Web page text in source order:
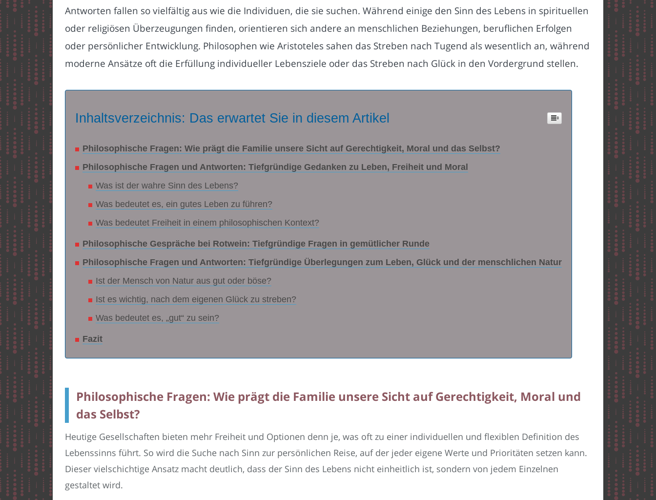
Antworten fallen so vielfältig aus wie die Individuen, die sie suchen. Während einige den Sinn des Lebens in spirituellen
oder religiösen Überzeugungen finden, orientieren sich andere an menschlichen Beziehungen, beruflichen Erfolgen
oder persönlicher Entwicklung. Philosophen wie Aristoteles sahen das Streben nach Tugend als wesentlich an, während
moderne Ansätze oft die Erfüllung individueller Lebensziele oder das Streben nach Glück in den Vordergrund stellen.
Inhaltsverzeichnis: Das erwartet Sie in diesem Artikel
Philosophische Fragen: Wie prägt die Familie unsere Sicht auf Gerechtigkeit, Moral und das Selbst?
Philosophische Fragen und Antworten: Tiefgründige Gedanken zu Leben, Freiheit und Moral
Was ist der wahre Sinn des Lebens?
Was bedeutet es, ein gutes Leben zu führen?
Was bedeutet Freiheit in einem philosophischen Kontext?
Philosophische Gespräche bei Rotwein: Tiefgründige Fragen in gemütlicher Runde
Philosophische Fragen und Antworten: Tiefgründige Überlegungen zum Leben, Glück und der menschlichen Natur
Ist der Mensch von Natur aus gut oder böse?
Ist es wichtig, nach dem eigenen Glück zu streben?
Was bedeutet es, „gut“ zu sein?
Fazit
Philosophische Fragen: Wie prägt die Familie unsere Sicht auf Gerechtigkeit, Moral und
das Selbst?
Heutige Gesellschaften bieten mehr Freiheit und Optionen denn je, was oft zu einer individuellen und flexiblen Definition des
Lebenssinns führt. So wird die Suche nach Sinn zur persönlichen Reise, auf der jeder eigene Werte und Prioritäten setzen kann.
Dieser vielschichtige Ansatz macht deutlich, dass der Sinn des Lebens nicht einheitlich ist, sondern von jedem Einzelnen
gestaltet wird.